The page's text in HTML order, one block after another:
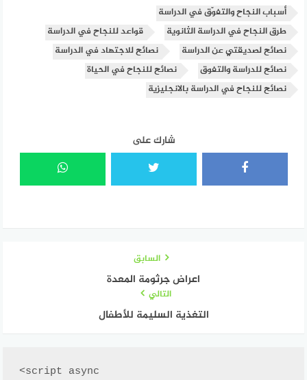
أسباب النجاح والتفوّق في الدراسة
طرق النجاح في الدراسة الثانوية
قواعد للنجاح في الدراسة
نصائح لصديقتي عن الدراسة
نصائح للاجتهاد في الدراسة
نصائح للدراسة والتفوق
نصائح للنجاح في الحياة
نصائح للنجاح في الدراسة بالانجليزية
شارك على
السابق
اعراض جرثومة المعدة
التالي
التغذية السليمة للأطفال
<script async